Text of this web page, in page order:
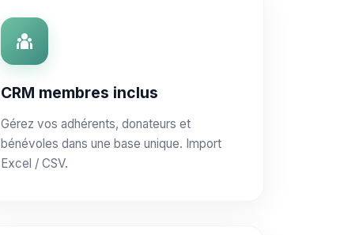
CRM membres inclus
Gérez vos adhérents, donateurs et
bénévoles dans une base unique. Import
Excel / CSV.